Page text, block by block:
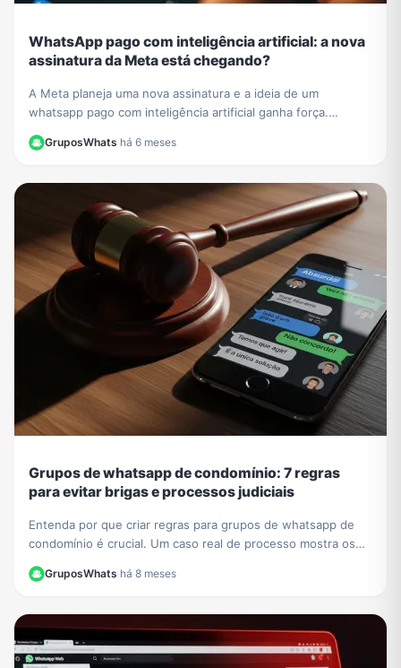
WhatsApp pago com inteligência artificial: a nova
assinatura da Meta está chegando?
A Meta planeja uma nova assinatura e a ideia de um
whatsapp pago com inteligência artificial ganha força.
GruposWhats·há 6 meses
Grupos de whatsapp de condomínio: 7 regras
para evitar brigas e processos judiciais
Entenda por que criar regras para grupos de whatsapp de
condomínio é crucial. Um caso real de processo mostra os
GruposWhats·há 8 meses